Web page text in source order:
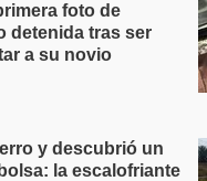
foto de
detenida tras ser
a su novio
y descubrió un
la escalofriante